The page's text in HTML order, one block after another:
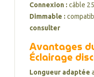
Connexion : câble
Dimmable :
consulter
Avantages
Éclairage
Longueur adaptée